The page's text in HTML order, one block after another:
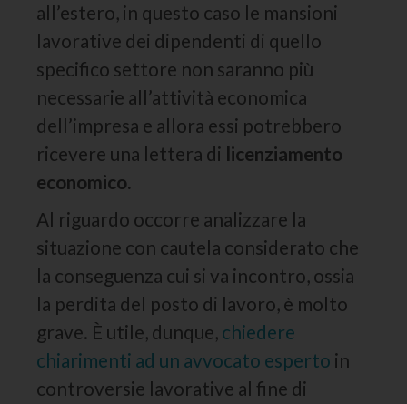
all’estero, in questo caso le mansioni
lavorative dei dipendenti di quello
specifico settore non saranno più
necessarie all’attività economica
dell’impresa e allora essi potrebbero
ricevere una lettera di licenziamento
economico.
Al riguardo occorre analizzare la
situazione con cautela considerato che
la conseguenza cui si va incontro, ossia
la perdita del posto di lavoro, è molto
grave. È utile, dunque, chiedere
chiarimenti ad un avvocato esperto in
controversie lavorative al fine di